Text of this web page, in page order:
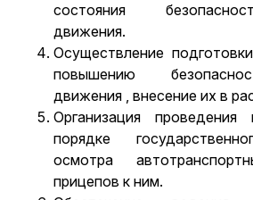
состояния
движения.
Осуществление
повышению
движения , внесение их в
Организация проведения
порядке
осмотра
прицепов к ним.